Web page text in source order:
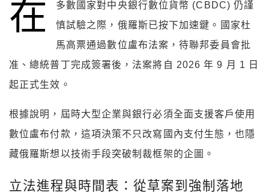
在
多數國家對中央銀行數位貨幣 (CBDC) 仍謹
慎試驗之際，俄羅斯已按下加速鍵。國家杜
馬高票通過數位盧布法案，待聯邦委員會批
准、總統普丁完成簽署後，法案將自 2026 年 9 月 1 日
起正式生效。
根據說明，屆時大型企業與銀行必須全面支援客戶使用
數位盧布付款，這項決策不只改寫國內支付生態，也隱
藏俄羅斯想以技術手段突破制裁框架的企圖。
立法進程與時間表：從草案到強制落地